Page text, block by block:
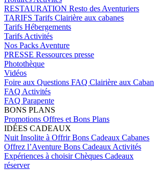
RESTAURATION Resto des Aventuriers
TARIFS Tarifs Clairière aux cabanes
Tarifs Hébergements
Tarifs Activités
Nos Packs Aventure
PRESSE Ressources presse
Photothèque
Vidéos
Foire aux Questions FAQ Clairière aux
FAQ Activités
FAQ Parapente
BONS PLANS
Promotions Offres et Bons Plans
IDÉES CADEAUX
Nuit Insolite à OffrirBons Cadeaux Cabanes
Offrez l’Aventure Bons Cadeaux Activités
Expériences à choisirChèques Cadeaux
réserver